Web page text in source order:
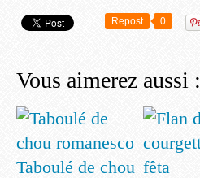
Repost 0
Vous aimerez aussi :
Taboulé de chou